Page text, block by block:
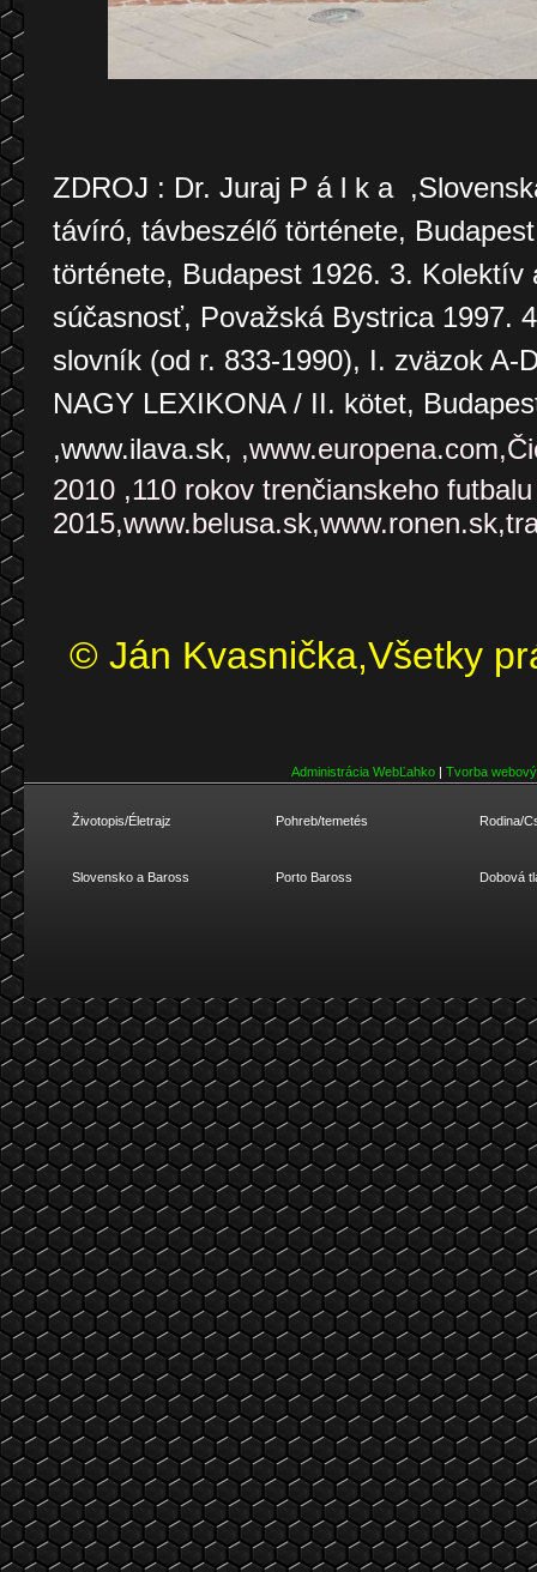
ZDROJ : Dr. Juraj P á l k a
távíró, távbeszélő története,
története, Budapest 1926. 3.
súčasnosť, Považská Bystrica 1997.
slovník (od r. 833-1990), I. zväzok A-
NAGY LEXIKONA / II. kötet,
,www.ilava.sk,
2010 ,110 rokov trenčianskeho futbalu
© Ján Kvasnička,Všetky
Administrácia WebĽahko Tvorba
Životopis/Életrajz Pohreb/temetés Rodina/
Slovensko a Baross Porto Baross Dobová